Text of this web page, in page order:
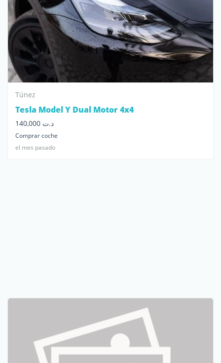
Túnez
Tesla Model Y Dual Motor 4x4
د.ت 140,000
Comprar coche
el mes pasado